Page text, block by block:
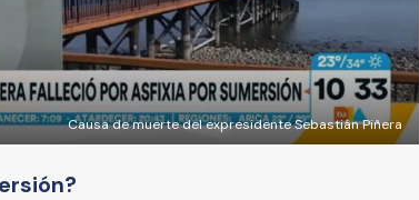
Causa de muerte del expresidente Sebastián Piñera